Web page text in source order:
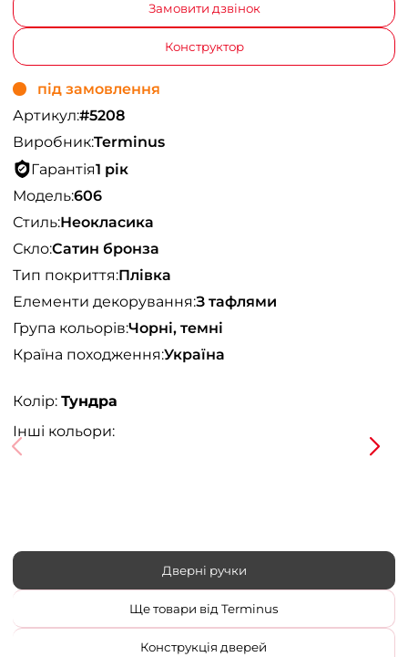
Замовити дзвінок
Конструктор
під замовлення
Артикул:#5208
Виробник:Terminus
Гарантія1 рік
Модель:606
Стиль:Неокласика
Скло:Сатин бронза
Тип покриття:Плівка
Елементи декорування:З тафлями
Група кольорів:Чорні, темні
Країна походження:Україна
Колір: Тундра
Інші кольори:
Дверні ручки
Ще товари від Terminus
Конструкція дверей